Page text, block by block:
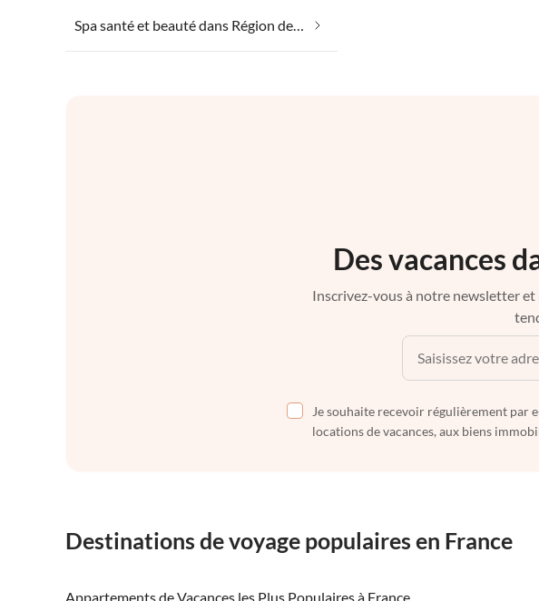
Spa santé et beauté dans Région des lacs de Franconie
Des vacances
Inscrivez-vous à notre newsletter
Je souhaite recevoir régulièrement par
locations de vacances, aux biens
Destinations de voyage populaires en France
Appartements de Vacances les Plus Populaires à France